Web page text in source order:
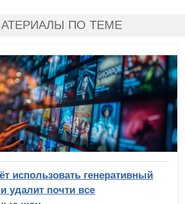
ПО ТЕМЕ
использовать генеративный
удалит почти все